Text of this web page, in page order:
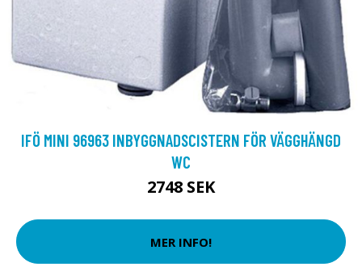
IFÖ MINI 96963 INBYGGNADSCISTERN FÖR VÄGGHÄNGD
WC
2748 SEK
MER INFO!